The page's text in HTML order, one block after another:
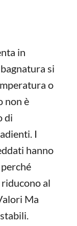
in
si
o
non è
di
I
hanno
al
Ma